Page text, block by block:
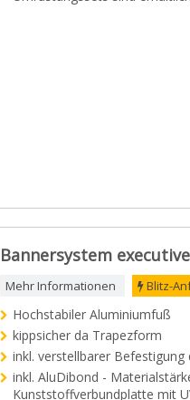
Bannersystem executive
Mehr Informationen Blitz-
Hochstabiler Aluminiumfuß
kippsicher da Trapezform
inkl. verstellbarer
inkl. AluDibond -
Kunststoffverbundplatte mit